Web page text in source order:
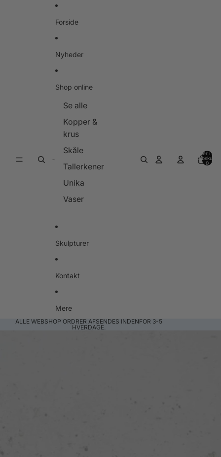
Forside
Nyheder
Shop online
Se alle
Kopper &
krus
Skåle
Tallerkener
Unika
Vaser
Skulpturer
Kontakt
Mere
Varer i alt i
0
ALLE WEBSHOP ORDRER AFSENDES INDENFOR 3-5
HVERDAGE.
Gå til produktoplysninger